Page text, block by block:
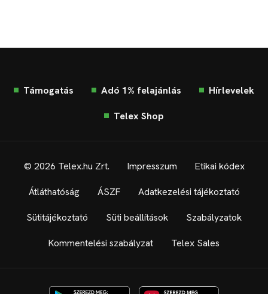
Támogatás Adó 1% felajánlás Hírlevelek
Telex Shop
© 2026 Telex.hu Zrt. Impresszum Etikai kódex
Átláthatóság ÁSZF Adatkezelési tájékoztató
Sütitájékoztató Süti beállítások Szabályzatok
Kommentelési szabályzat Telex Sales